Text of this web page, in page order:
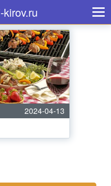
2024-04-13